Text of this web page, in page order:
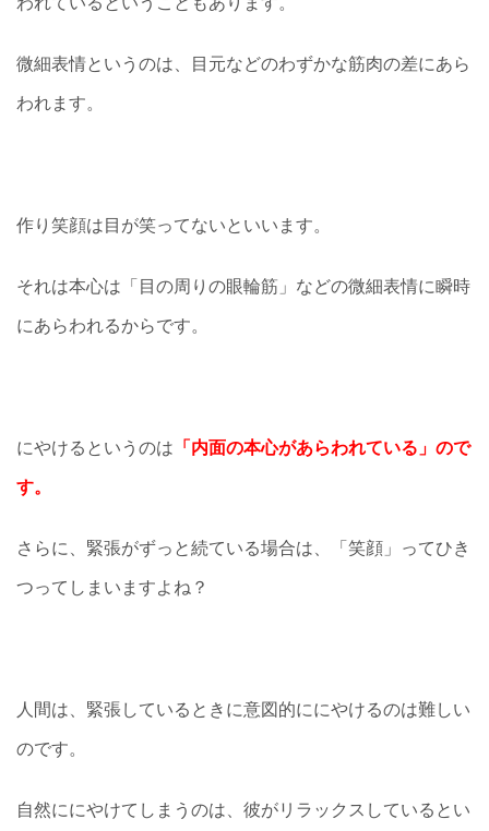
微細表情というのは、目元などのわずかな筋肉の差にあら
われます。
作り笑顔は目が笑ってないといいます。
それは本心は「目の周りの眼輪筋」などの微細表情に瞬時
にあらわれるからです。
にやけるというのは 「内面の本心があらわれている」ので
す。
さらに、緊張がずっと続ている場合は、「笑顔」ってひき
つってしまいますよね？
人間は、緊張しているときに意図的ににやけるのは難しい
のです。
自然ににやけてしまうのは、彼がリラックスしているとい